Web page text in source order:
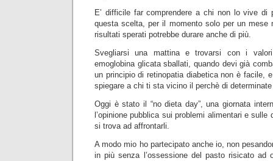
E’ difficile far comprendere a chi non lo vive di
questa scelta, per il momento solo per un mese
risultati sperati potrebbe durare anche di più.
Svegliarsi una mattina e trovarsi con i
emoglobina glicata sballati, quando devi già
un principio di retinopatia diabetica non è facile,
spiegare a chi ti sta vicino il perchè di
Oggi è stato il “no dieta day”, una giornata
l’opinione pubblica sui problemi alimentari e
si trova ad affrontarli.
A modo mio ho partecipato anche io, non
in più senza l’ossessione del pasto risicato ad